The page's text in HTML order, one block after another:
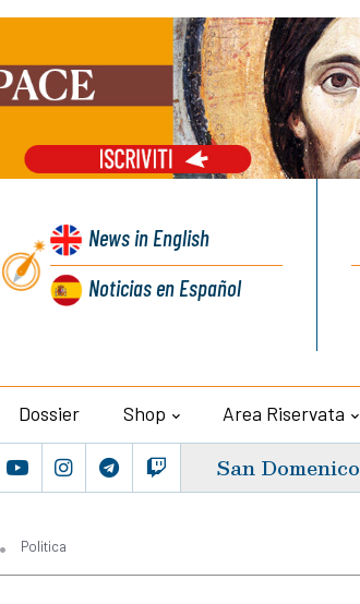
Newsin English
Noticiasen Español
Dossier Shop Area Riservata
San Domenico
Politica